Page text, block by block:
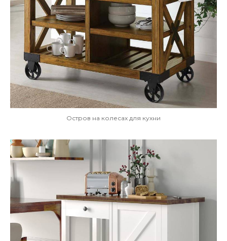
Остров на колесах для кухни